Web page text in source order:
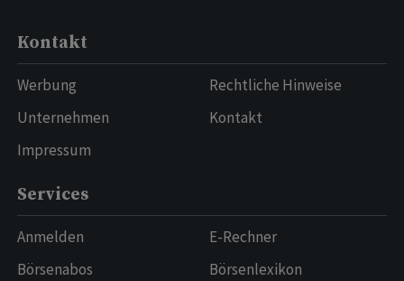
Kontakt
Werbung
Unternehmen
Impressum
Rechtliche Hinweise
Kontakt
Services
Anmelden
Börsenabos
E-Rechner
Börsenlexikon